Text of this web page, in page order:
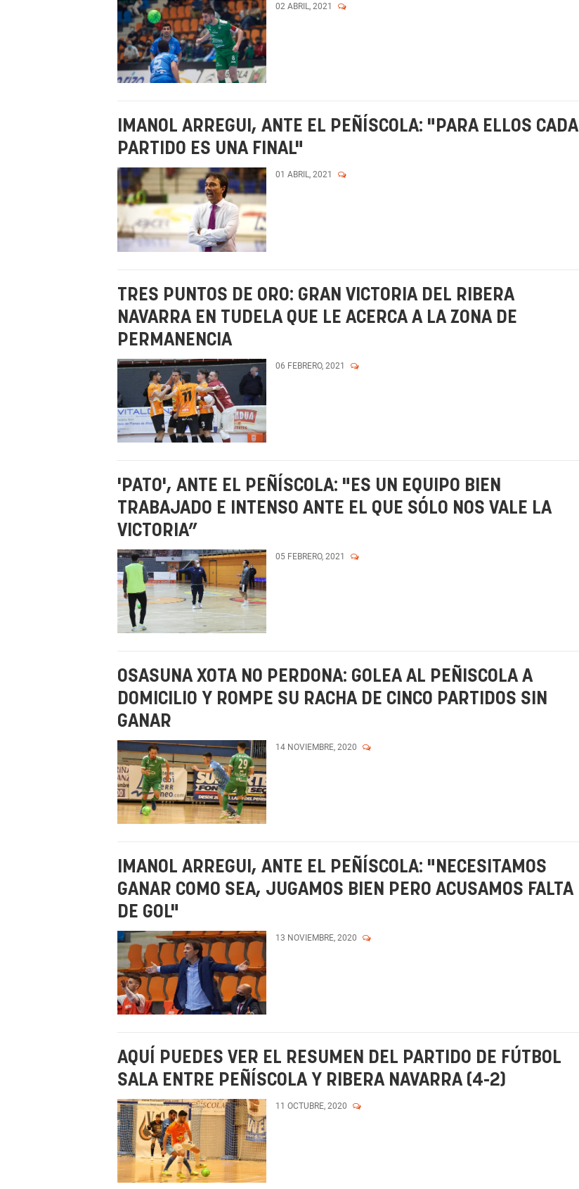
02 ABRIL, 2021
IMANOL ARREGUI, ANTE EL PEÑÍSCOLA: "PARA ELLOS CADA
PARTIDO ES UNA FINAL"
01 ABRIL, 2021
TRES PUNTOS DE ORO: GRAN VICTORIA DEL RIBERA
NAVARRA EN TUDELA QUE LE ACERCA A LA ZONA DE
PERMANENCIA
06 FEBRERO, 2021
'PATO', ANTE EL PEÑÍSCOLA: "ES UN EQUIPO BIEN
TRABAJADO E INTENSO ANTE EL QUE SÓLO NOS VALE LA
VICTORIA”
05 FEBRERO, 2021
OSASUNA XOTA NO PERDONA: GOLEA AL PEÑISCOLA A
DOMICILIO Y ROMPE SU RACHA DE CINCO PARTIDOS SIN
GANAR
14 NOVIEMBRE, 2020
IMANOL ARREGUI, ANTE EL PEÑÍSCOLA: "NECESITAMOS
GANAR COMO SEA, JUGAMOS BIEN PERO ACUSAMOS FALTA
DE GOL"
13 NOVIEMBRE, 2020
AQUÍ PUEDES VER EL RESUMEN DEL PARTIDO DE FÚTBOL
SALA ENTRE PEÑÍSCOLA Y RIBERA NAVARRA (4-2)
11 OCTUBRE, 2020